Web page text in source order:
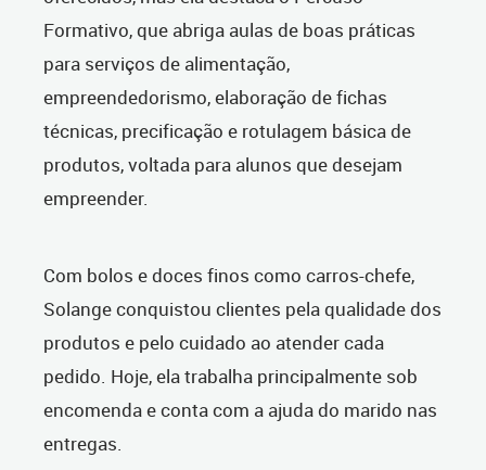
Formativo, que abriga aulas de boas práticas
para serviços de alimentação,
empreendedorismo, elaboração de fichas
técnicas, precificação e rotulagem básica de
produtos, voltada para alunos que desejam
empreender.
Com bolos e doces finos como carros-chefe,
Solange conquistou clientes pela qualidade dos
produtos e pelo cuidado ao atender cada
pedido. Hoje, ela trabalha principalmente sob
encomenda e conta com a ajuda do marido nas
entregas.